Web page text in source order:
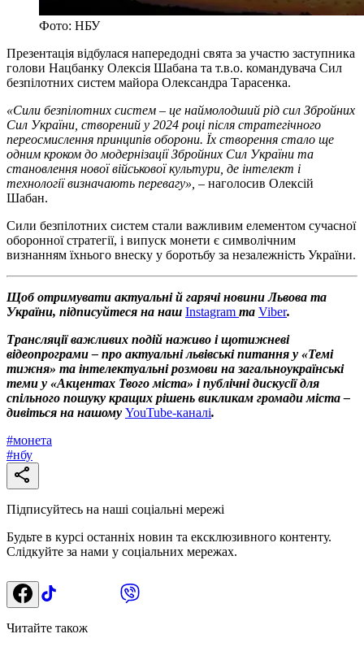
Фото: НБУ
Презентація відбулася напередодні свята за участю заступника
голови Нацбанку Олексія Шабана та т.в.о. командувача Сил
безпілотних систем майора Олександра Тарасенка.
«Сили безпілотних систем – це наймолодший рід сил Збройних
Сил України, створений у 2024 році після стратегічного
переосмислення принципів оборони. Їх створення стало ще
одним кроком до модернізації Збройних Сил України та
становлення нової військової культури, де інтелект і
технології визначають перевагу», – наголосив Олексій
Шабан.
Сили безпілотних систем стали важливим елементом сучасної
оборонної стратегії, і випуск монети є символічним
визнанням їхнього внеску у боротьбу за незалежність України.
Щоб отримувати актуальні й гарячі новини Львова та
України, підписуйтеся на наш Instagram та Viber.
Трансляції важливих подій наживо і щотижневі
відеопрограми – про актуальні львівські питання у «Темі
тижня» та інтелектуальні розмови на загальноукраїнські
теми у «Акцентах Твого міста» і публічні дискусії для
спільного пошуку кращих рішень викликам громади міста –
дивіться на нашому YouTube-каналі.
#монета
#нбу
Підписуйтесь на наші соціальні мережі
Будьте в курсі останніх новин та ексклюзивного контенту.
Слідкуйте за нами у соціальних мережах.
Читайте також